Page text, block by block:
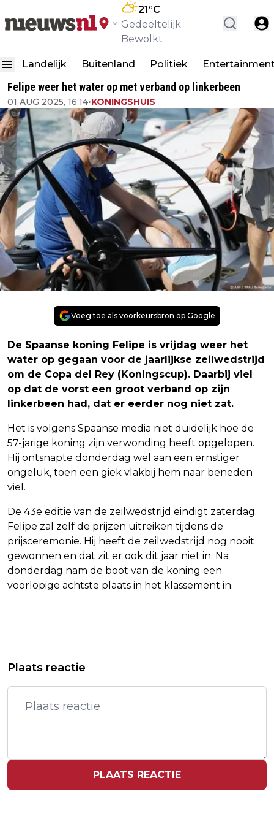
21°C
Gedeeltelijk
Bewolkt
Landelijk Buitenland Politiek
Felipe weer het water op met verband op linkerbeen
01 AUG 2025, 16:14•KONINGSHUIS
Voeg toe als voorkeursbron op Google
De Spaanse koning Felipe is vrijdag weer het
water op gegaan voor de jaarlijkse zeilwedstrijd
om de Copa del Rey (Koningscup). Daarbij viel
op dat de vorst een groot verband op zijn
linkerbeen had, dat er eerder nog niet zat.
Het is volgens Spaanse media niet duidelijk hoe de
57-jarige koning zijn verwonding heeft opgelopen.
Hij ontsnapte donderdag wel aan een ernstiger
ongeluk, toen een giek vlakbij hem naar beneden
viel.
De 43e editie van de zeilwedstrijd eindigt zaterdag.
Felipe zal zelf de prijzen uitreiken tijdens de
prijsceremonie. Hij heeft de zeilwedstrijd nog nooit
gewonnen en dat zit er ook dit jaar niet in. Na
donderdag nam de boot van de koning een
voorlopige achtste plaats in het klassement in.
EDE OM HOND TE ZOEKEN
FRENNA BLIJFT ROXY DEKKER EN
'LOTJE' VOOR IN SINGLE TOP 100
Plaats reactie
PLAATS REACTIE